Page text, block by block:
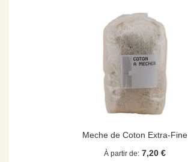
Meche de Coton Extra-Fine
À partir de 7,20 €